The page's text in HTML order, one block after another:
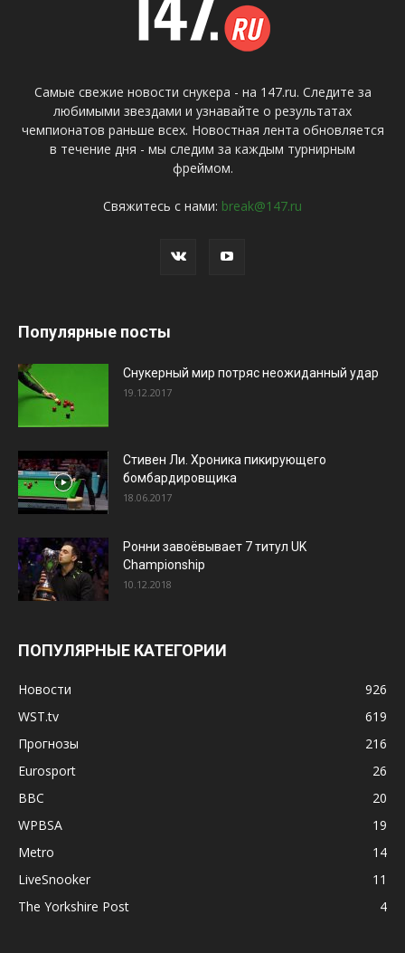
Самые свежие новости снукера - на 147.ru. Следите за
любимыми звездами и узнавайте о результатах
чемпионатов раньше всех. Новостная лента обновляется
в течение дня - мы следим за каждым турнирным
фреймом.
Свяжитесь с нами: break@147.ru
Популярные посты
Снукерный мир потряс неожиданный удар
19.12.2017
Стивен Ли. Хроника пикирующего
бомбардировщика
18.06.2017
Ронни завоёвывает 7 титул UK
Championship
10.12.2018
ПОПУЛЯРНЫЕ КАТЕГОРИИ
Новости
926
WST.tv
619
Прогнозы
216
Eurosport
26
BBC
20
WPBSA
19
Metro
14
LiveSnooker
11
The Yorkshire Post
4